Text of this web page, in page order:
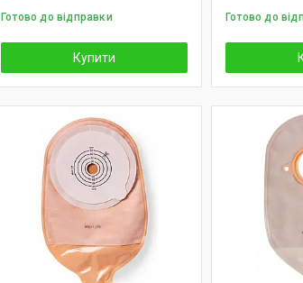
Готово до відправки
Купити
Готово до